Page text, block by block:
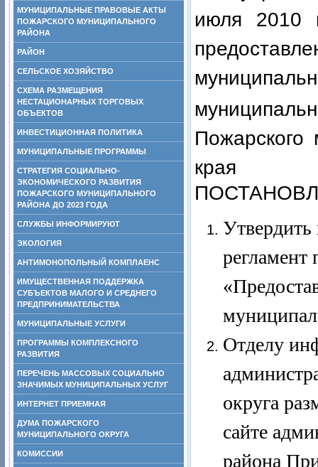
МУНИЦИПАЛЬНЫЕ ПРАВОВЫЕ АКТЫ
ПОЖАРСКОГО МУНИЦИПАЛЬНОГО
РАЙОНА
РАЙОН
СЕЛЬСКОЕ ХОЗЯЙСТВО
СХЕМА РАЗМЕЩЕНИЯ
НЕСТАЦИОНАРНЫХ ТОРГОВЫХ
ОБЪЕКТОВ
ИНВЕСТИЦИОННАЯ ПОЛИТИКА
МУНИЦИПАЛЬНЫЕ ПРОГРАММЫ
СТРАТЕГИЯ СОЦИАЛЬНО-
ЭКОНОМИЧЕСКОГО РАЗВИТИЯ
ПОЖАРСКОГО МУНИЦИПАЛЬНОГО
РАЙОНА ДО 2023 ГОДА
СЛУЖБЫ ИНФОРМИРУЮТ
ЭКОЛОГИЯ
АНТИМОНОПОЛЬНЫЙ КОМПЛАЕНС
ИМУЩЕСТВЕННАЯ ПОДДЕРЖКА
СУБЪЕКТОВ МАЛОГО И СРЕДНЕГО
ПРЕДПРИНИМАТЕЛЬСТВА
МУНИЦИПАЛЬНЫЕ УСЛУГИ
ПРОГРАММЫ КОМПЛЕКСНОГО
РАЗВИТИЯ
ПЕРЕЧЕНЬ МАССОВЫХ СОЦИАЛЬНО
ЗНАЧИМЫХ МУНИЦИПАЛЬНЫХ УСЛУГ
ИНТЕРНЕТ ПРИЕМНАЯ
ДУМА ПОЖАРСКОГО
МУНИЦИПАЛЬНОГО ОКРУГА
КОМИССИИ
июля 2010
Пожарского
края
регламент
Отделу
округа
сайте
района